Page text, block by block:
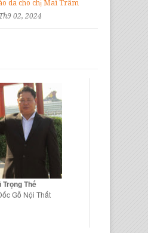
da cho chị Mai Trâm
Th9 02, 2024
Trọng Thế
Gỗ Nội Thất